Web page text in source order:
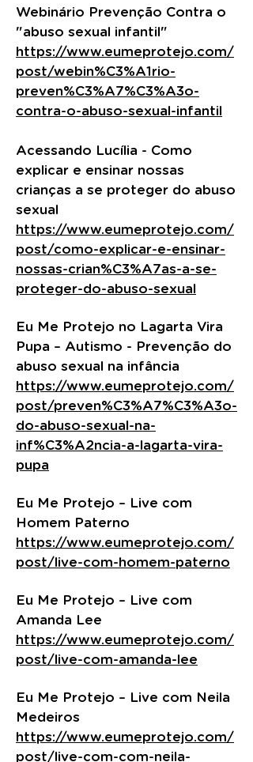
Webinário Prevenção Contra o
"abuso sexual infantil"
https://www.eumeprotejo.com/
post/webin%C3%A1rio-
preven%C3%A7%C3%A3o-
contra-o-abuso-sexual-infantil
Acessando Lucília - Como
explicar e ensinar nossas
crianças a se proteger do abuso
sexual
https://www.eumeprotejo.com/
post/como-explicar-e-ensinar-
nossas-crian%C3%A7as-a-se-
proteger-do-abuso-sexual
Eu Me Protejo no Lagarta Vira
Pupa – Autismo - Prevenção do
abuso sexual na infância
https://www.eumeprotejo.com/
post/preven%C3%A7%C3%A3o-
do-abuso-sexual-na-
inf%C3%A2ncia-a-lagarta-vira-
pupa
Eu Me Protejo – Live com
Homem Paterno
https://www.eumeprotejo.com/
post/live-com-homem-paterno
Eu Me Protejo – Live com
Amanda Lee
https://www.eumeprotejo.com/
post/live-com-amanda-lee
Eu Me Protejo – Live com Neila
Medeiros
https://www.eumeprotejo.com/
post/live-com-com-neila-